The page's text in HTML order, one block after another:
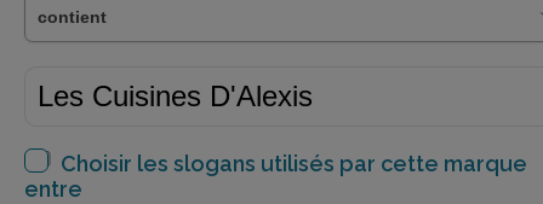
Choisir les slogans utilisés par cette marque
entre